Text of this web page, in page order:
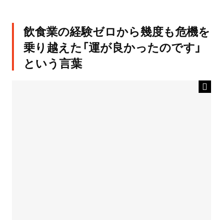
飲食業の経験ゼロから幾度も危機を
乗り越えた「運が良かったのです」
という言葉